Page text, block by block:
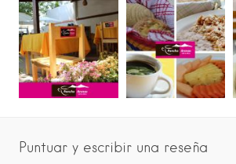
Puntuar y escribir una reseña